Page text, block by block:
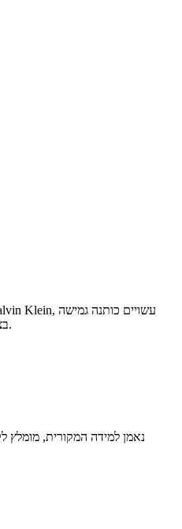
בצבע לבן עם חגורת מותניים ממותגת.
נאמן למידה המקורית,